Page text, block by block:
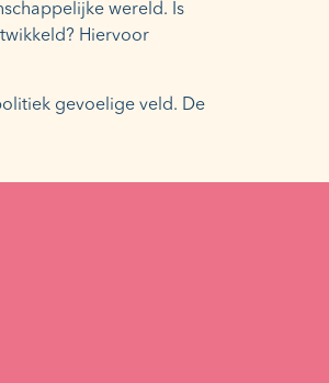
wereld. Is
Hiervoor
gevoelige veld. De